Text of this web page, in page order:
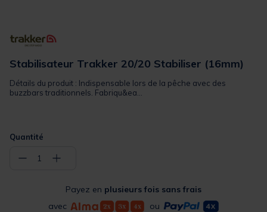
Stabilisateur Trakker 20/20 Stabiliser (16mm)
Détails du produit : Indispensable lors de la pêche avec des
buzzbars traditionnels. Fabriqu&ea...
Quantité
− 1 +
Payez en plusieurs fois sans frais
avec
ou